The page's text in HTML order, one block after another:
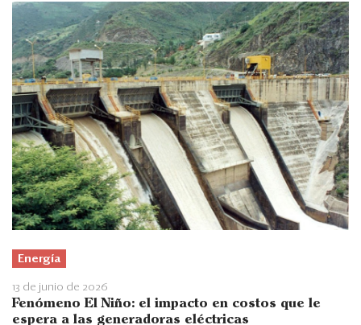
Energía
13 de junio de 2026
Fenómeno El Niño: el impacto en costos que le
espera a las generadoras eléctricas